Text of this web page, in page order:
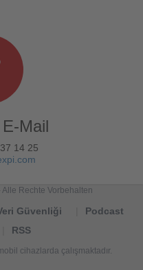
Mail
14 25
Rechte Vorbehalten
Güvenliği
Podcast
RSS
cihazlarda çalışmaktadır.